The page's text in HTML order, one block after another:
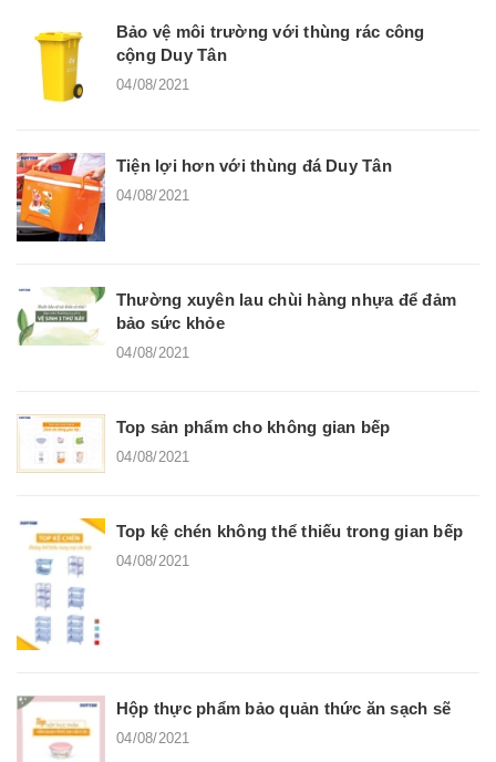
Bảo vệ môi trường với thùng rác công
cộng Duy Tân
04/08/2021
Tiện lợi hơn với thùng đá Duy Tân
04/08/2021
Thường xuyên lau chùi hàng nhựa để đảm
bảo sức khỏe
04/08/2021
Top sản phẩm cho không gian bếp
04/08/2021
Top kệ chén không thể thiếu trong gian bếp
04/08/2021
Hộp thực phẩm bảo quản thức ăn sạch sẽ
04/08/2021